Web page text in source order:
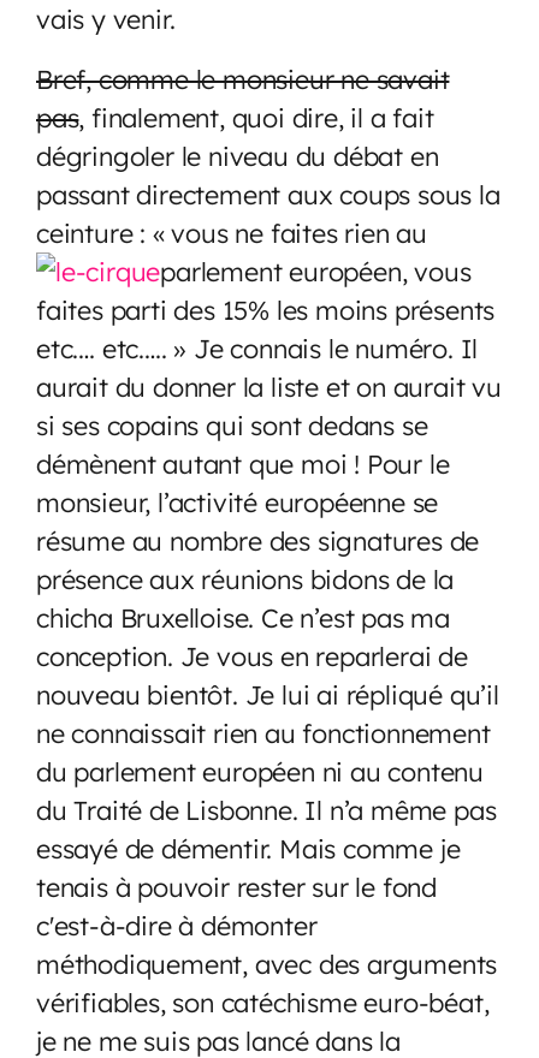
vais y venir.
Bref, comme le monsieur ne savait
pas, finalement, quoi dire, il a fait
dégringoler le niveau du débat en
passant directement aux coups sous la
ceinture : « vous ne faites rien au
parlement européen, vous
faites parti des 15% les moins présents
etc.… etc.…. » Je connais le numéro. Il
aurait du donner la liste et on aurait vu
si ses copains qui sont dedans se
démènent autant que moi ! Pour le
monsieur, l’activité européenne se
résume au nombre des signatures de
présence aux réunions bidons de la
chicha Bruxelloise. Ce n’est pas ma
conception. Je vous en reparlerai de
nouveau bientôt. Je lui ai répliqué qu’il
ne connaissait rien au fonctionnement
du parlement européen ni au contenu
du Traité de Lisbonne. Il n’a même pas
essayé de démentir. Mais comme je
tenais à pouvoir rester sur le fond
c'est-à-dire à démonter
méthodiquement, avec des arguments
vérifiables, son catéchisme euro-béat,
je ne me suis pas lancé dans la